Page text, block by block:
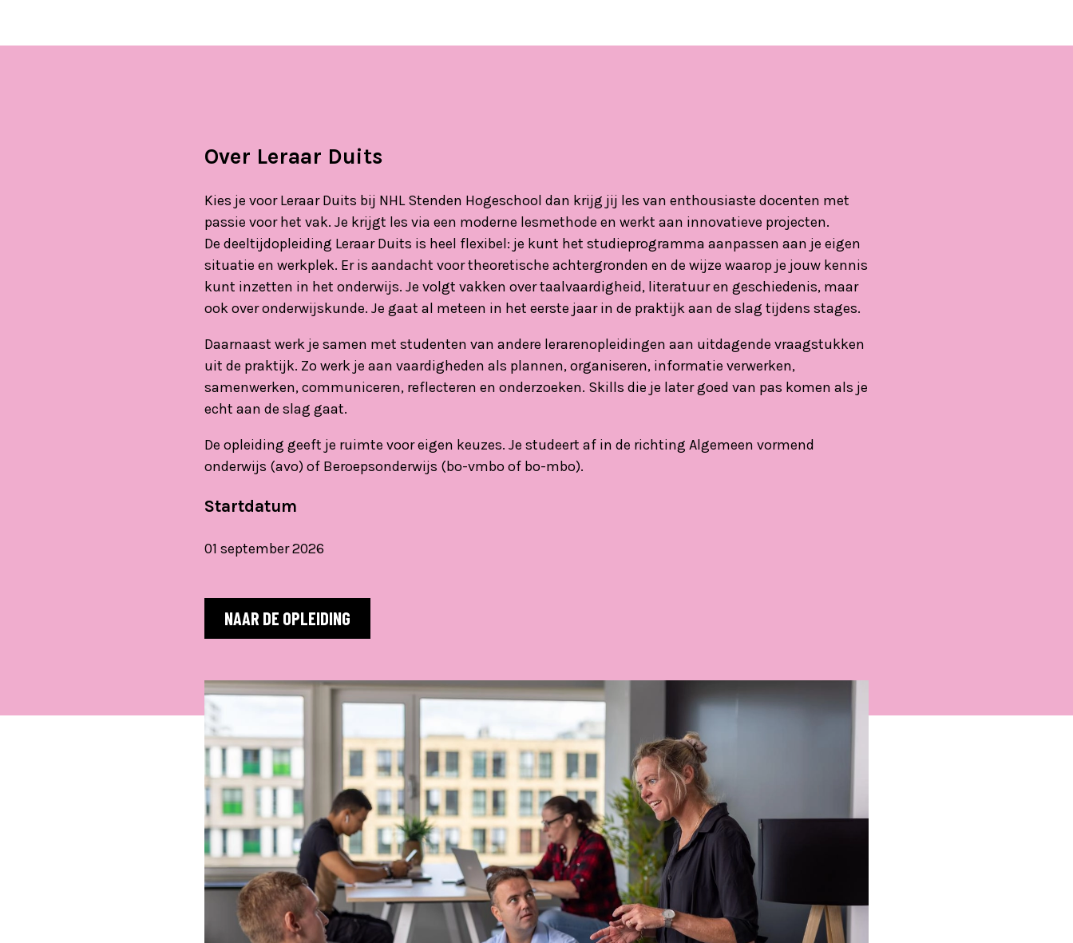
Over Leraar Duits
Kies je voor Leraar Duits bij NHL Stenden Hogeschool dan krijg jij les van enthousiaste docenten met
passie voor het vak. Je krijgt les via een moderne lesmethode en werkt aan innovatieve projecten.
De deeltijdopleiding Leraar Duits is heel flexibel: je kunt het studieprogramma aanpassen aan je eigen
situatie en werkplek. Er is aandacht voor theoretische achtergronden en de wijze waarop je jouw kennis
kunt inzetten in het onderwijs. Je volgt vakken over taalvaardigheid, literatuur en geschiedenis, maar
ook over onderwijskunde. Je gaat al meteen in het eerste jaar in de praktijk aan de slag tijdens stages.
Daarnaast werk je samen met studenten van andere lerarenopleidingen aan uitdagende vraagstukken
uit de praktijk. Zo werk je aan vaardigheden als plannen, organiseren, informatie verwerken,
samenwerken, communiceren, reflecteren en onderzoeken. Skills die je later goed van pas komen als je
echt aan de slag gaat.
De opleiding geeft je ruimte voor eigen keuzes. Je studeert af in de richting Algemeen vormend
onderwijs (avo) of Beroepsonderwijs (bo-vmbo of bo-mbo).
Startdatum
01 september 2026
NAAR DE OPLEIDING